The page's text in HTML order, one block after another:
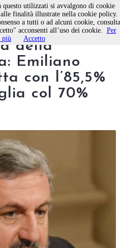
della
Emiliano
con l’85,5%
col 70%
utilizzati si avvalgono di cookie
finalità illustrate nella cookie policy.
a tutti o ad alcuni cookie, consulta
acconsenti all’uso dei cookie. Per
più
Accetto